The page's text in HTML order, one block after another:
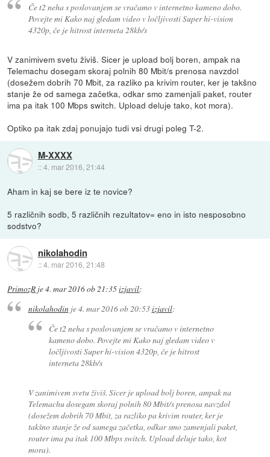
Če t2 neha s poslovanjem se vračamo v internetno kameno dobo.
Povejte mi Kako naj gledam video v ločljivosti Super hi-vision
4320p, če je hitrost interneta 28kb/s
V zanimivem svetu živiš. Sicer je upload bolj boren, ampak na
Telemachu dosegam skoraj polnih 80 Mbit/s prenosa navzdol
(dosežem dobrih 70 Mbit, za razliko pa krivim router, ker je takšno
stanje že od samega začetka, odkar smo zamenjali paket, router
ima pa itak 100 Mbps switch. Upload deluje tako, kot mora).
Optiko pa itak zdaj ponujajo tudi vsi drugi poleg T-2.
M-XXXX
::4. mar 2016, 21:44
Aham in kaj se bere iz te novice?
5 različnih sodb, 5 različnih rezultatov= eno in isto nesposobno
sodstvo?
nikolahodin
::4. mar 2016, 21:48
PrimozR je4. mar 2016 ob 21:35izjavil:
nikolahodinje4. mar 2016 ob 20:53izjavil:
Če t2 neha s poslovanjem se vračamo v internetno
kameno dobo. Povejte mi Kako naj gledam video v
ločljivosti Super hi-vision 4320p, če je hitrost
interneta 28kb/s
V zanimivem svetu živiš. Sicer je upload bolj boren, ampak na
Telemachu dosegam skoraj polnih 80 Mbit/s prenosa navzdol
(dosežem dobrih 70 Mbit, za razliko pa krivim router, ker je
takšno stanje že od samega začetka, odkar smo zamenjali paket,
router ima pa itak 100 Mbps switch. Upload deluje tako, kot
mora).